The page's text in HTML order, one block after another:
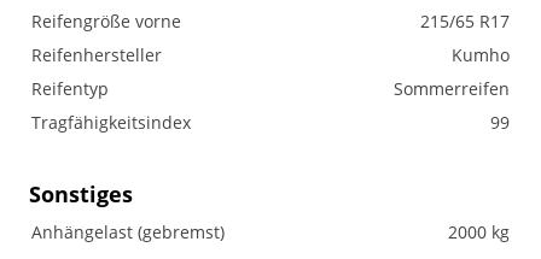
Reifengröße vorne
215/65 R17
Reifenhersteller
Kumho
Reifentyp
Sommerreifen
Tragfähigkeitsindex
99
Sonstiges
Anhängelast (gebremst)
2000 kg